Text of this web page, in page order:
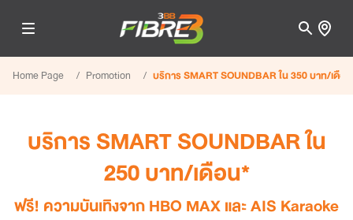
Home Page Promotion บริการ SMART SOUNDBAR ใน 350 บาท/เดือ
บริการ SMART SOUNDBAR ใน
250 บาท/เดือน*
ฟรี! ความบันเทิงจาก HBO MAX และ AIS Karaoke